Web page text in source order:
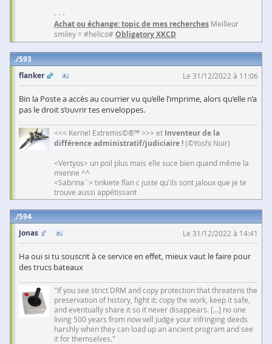
- - -
Achat ou échange: topic de mes recherches Meilleur
smiley = #helico#Obligatory XKCD
593
flanker
Le 31/12/2022 à 11:06
Bin la Poste a accès au courrier vu qu’elle l’imprime, alors qu’elle n’a
pas le droit s’ouvrir tes enveloppes.
<<< Kernel Extremis©®™ >>> et Inventeur de la
différence administratif/judiciaire !(©Yoshi Noir)
<Vertyos> un poil plus mais elle suce bien quand même la
mienne ^^
<Sabrina`> tinkiete flan c juste qu'ils sont jaloux que je te
trouve aussi appétissant
594
Jonas
Le 31/12/2022 à 14:41
Ha oui si tu souscrit à ce service en effet, mieux vaut le faire pour
des trucs bateaux
"If you see strict DRM and copy protection that threatens the
preservation of history, fight it: copy the work, keep it safe,
and eventually share it so it never disappears. [...] no one
living 500 years from now will judge your infringing deeds
harshly when they can load up an ancient program and see
it for themselves."